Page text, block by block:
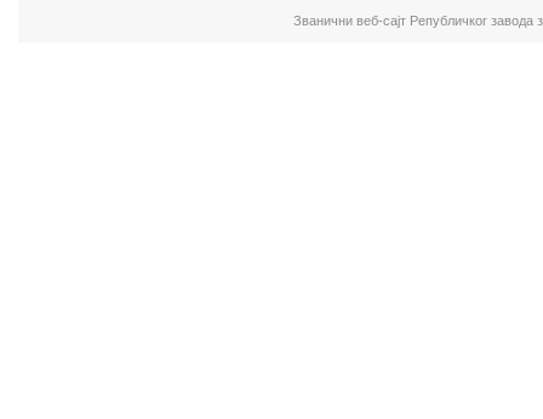
Званични веб-сајт Републичког